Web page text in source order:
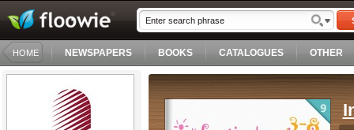
HOME NEWSPAPERS BOOKS CATALOGUES OTHER